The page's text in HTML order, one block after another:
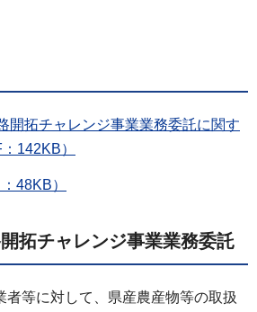
開拓チャレンジ事業業務委託に関す
142KB）
48KB）
拓チャレンジ事業業務委託
等に対して、県産農産物等の取扱